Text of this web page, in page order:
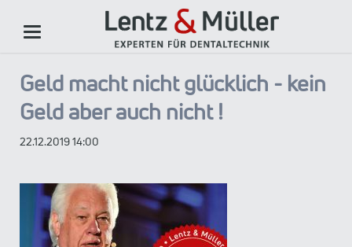
Geld macht nicht glücklich - kein
Geld aber auch nicht !
22.12.2019 14:00